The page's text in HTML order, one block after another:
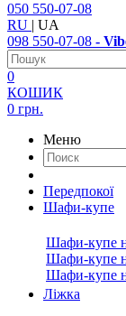
050 550-07-08
RU | UA
098 550-07-08 -
0
КОШИК
0 грн.
Меню
Передпокої
Шафи-купе
Шафи-купе
Шафи-купе
Шафи-купе
Ліжка